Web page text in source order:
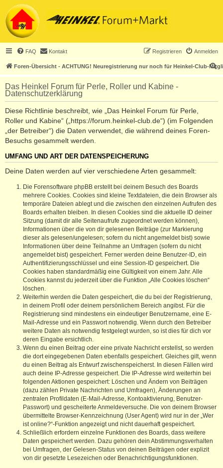
FAQ Kontakt Anmelden
Registrieren
Foren-Übersicht - ACHTUNG! Neuregistrierung nur noch für Heinkel-Club-
S
u
h
Das Heinkel Forum für Perle, Roller und Kabine -
Datenschutzerklärung
Diese Richtlinie beschreibt, wie „Das Heinkel Forum für Perle,
Roller und Kabine“ („https://forum.heinkel-club.de“) (im Folgenden
„der Betreiber“) die Daten verwendet, die während deines Foren-
Besuchs gesammelt werden.
UMFANG UND ART DER DATENSPEICHERUNG
Deine Daten werden auf vier verschiedene Arten gesammelt:
Die Forensoftware phpBB erstellt bei deinem Besuch des Boards
mehrere Cookies. Cookies sind kleine Textdateien, die dein Browser als
temporäre Dateien ablegt und die zwischen den einzelnen Aufrufen des
Boards erhalten bleiben. In diesen Cookies sind die aktuelle ID deiner
Sitzung (damit dir alle Seitenaufrufe zugeordnet werden können),
Informationen über die von dir gelesenen Beiträge (zur Markierung
dieser als gelesen/ungelesen; sofern du nicht angemeldet bist) sowie
Informationen über deine Teilnahme an Umfragen (sofern du nicht
angemeldet bist) gespeichert. Ferner werden deine Benutzer-ID, ein
Authentifizierungsschlüssel und eine Session-ID gespeichert. Die
Cookies haben standardmäßig eine Gültigkeit von einem Jahr. Alle
Cookies kannst du jederzeit über die Funktion „Alle Cookies löschen“
löschen.
Weiterhin werden die Daten gespeichert, die du bei der Registrierung,
in deinem Profil oder deinem persönlichem Bereich angibst. Für die
Registrierung sind mindestens ein eindeutiger Benutzername, eine E-
Mail-Adresse und ein Passwort notwendig. Wenn durch den Betreiber
weitere Daten als notwendig festgelegt wurden, so ist dies für dich vor
deren Eingabe ersichtlich.
Wenn du einen Beitrag oder eine private Nachricht erstellst, so werden
die dort eingegebenen Daten ebenfalls gespeichert. Gleiches gilt, wenn
du einen Beitrag als Entwurf zwischenspeicherst. In diesen Fällen wird
auch deine IP-Adresse gespeichert. Die IP-Adresse wird weiterhin bei
folgenden Aktionen gespeichert: Löschen und Ändern von Beiträgen
(dazu zählen Private Nachrichten und Umfragen), Änderungen an
zentralen Profildaten (E-Mail-Adresse, Kontoaktivierung, Benutzer-
Passwort) und gescheiterte Anmeldeversuche. Die von deinem Browser
übermittelte Browser-Kennzeichnung (User Agent) wird nur in der „Wer
ist online?“-Funktion angezeigt und nicht dauerhaft gespeichert.
Schließlich erfordern einzelne Funktionen des Boards, dass weitere
Daten gespeichert werden. Dazu gehören dein Abstimmungsverhalten
bei Umfragen, der Gelesen-Status von deinen Beiträgen oder explizit
von dir gesetzte Lesezeichen oder Benachrichtigungsfunktionen.